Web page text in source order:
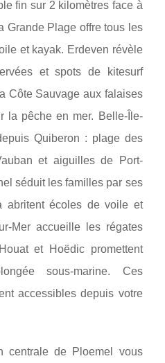
fin sur 2 kilomètres face à
Grande Plage offre tous les
et kayak. Erdeven révèle
et spots de kitesurf
Côte Sauvage aux falaises
la pêche en mer. Belle-Île-
Quiberon : plage des
et aiguilles de Port-
séduit les familles par ses
abritent écoles de voile et
Mer accueille les régates
et Hoëdic promettent
sous-marine. Ces
accessibles depuis votre
centrale de Ploemel vous